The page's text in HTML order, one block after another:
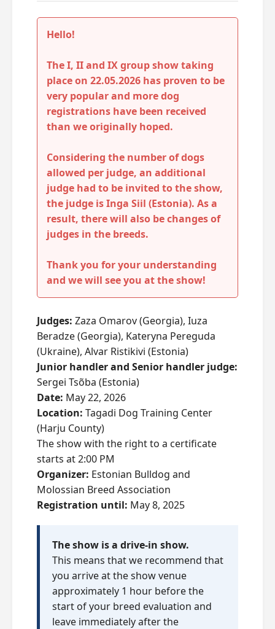
Hello!
The I, II and IX group show taking
place on 22.05.2026 has proven to be
very popular and more dog
registrations have been received
than we originally hoped.
Considering the number of dogs
allowed per judge, an additional
judge had to be invited to the show,
the judge is Inga Siil (Estonia). As a
result, there will also be changes of
judges in the breeds.
Thank you for your understanding
and we will see you at the show!
Judges: Zaza Omarov (Georgia), Iuza
Beradze (Georgia), Kateryna Pereguda
(Ukraine), Alvar Ristikivi (Estonia)
Junior handler and Senior handler judge:
Sergei Tsõba (Estonia)
Date: May 22, 2026
Location: Tagadi Dog Training Center
(Harju County)
The show with the right to a certificate
starts at 2:00 PM
Organizer: Estonian Bulldog and
Molossian Breed Association
Registration until: May 8, 2025
The show is a drive-in show.
This means that we recommend that
you arrive at the show venue
approximately 1 hour before the
start of your breed evaluation and
leave immediately after the